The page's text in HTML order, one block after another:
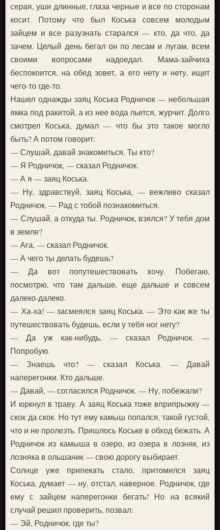
серая, уши длинные, глаза черные и все по сторонам
косит. Потому что был Коська совсем молодым
зайцем и все разузнать старался — кто, да что, да
зачем. Целый день бегал он по лесам и лугам, всем
своими вопросами надоедал. Мама-зайчиха
беспокоится, на обед зовет, а его нету и нету, ищет
чего-то где-то.
Нашел однажды заяц Коська Родничок — небольшая
ямка под ракитой, а из нее вода льется, журчит. Долго
смотрел Коська, думал — что бы это такое могло
быть? А потом говорит:
— Слушай, давай знакомиться. Ты кто?
— Я Родничок, — сказал Родничок.
— А я — заяц Коська.
— Ну, здравствуй, заяц Коська, — вежливо сказал
Родничок. — Рад с тобой познакомиться.
— Слушай, а откуда ты. Родничок, взялся? У тебя дом
в земле?
— Ага, — сказал Родничок.
— А чего ты делать будешь?
— Да вот попутешествовать хочу. Побегаю,
посмотрю, что там дальше, еще дальше и совсем
далеко-далеко.
— Ха-ха! — засмеялся заяц Коська. — Это как же ты
путешествовать будешь, если у тебя ног нету?
— Да уж как-нибудь, — сказал Родничок. —
Попробую.
— Знаешь что? — сказал Коська. — Давай
наперегонки. Кто дальше.
— Давай, — согласился Родничок. — Ну, побежали?
И юркнул в траву. А заяц Коська тоже вприпрыжку —
скок да скок. Но тут ему камыш попался, такой густой,
что и не пролезть. Пришлось Коське в обход бежать. А
Родничок из камыша в озеро, из озера в лозняк, из
лозняка в ольшаник — свою дорогу выбирает.
Солнце уже припекать стало, притомился заяц
Коська, думает — ну, отстал, наверное. Родничок, где
ему с зайцем наперегонки бегать! Но на всякий
случай решил проверить, позвал:
— Эй, Родничок, где ты?